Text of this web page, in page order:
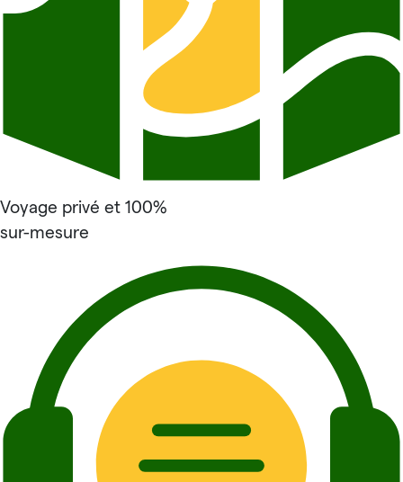
Voyage privé et 100%
sur-mesure